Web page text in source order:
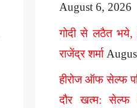
August 6, 2026
गोदी से लठैत भये,
राजेंद्र शर्मा
हीरोज ऑफ सेल्फ
दौर खत्म: सेल्फ